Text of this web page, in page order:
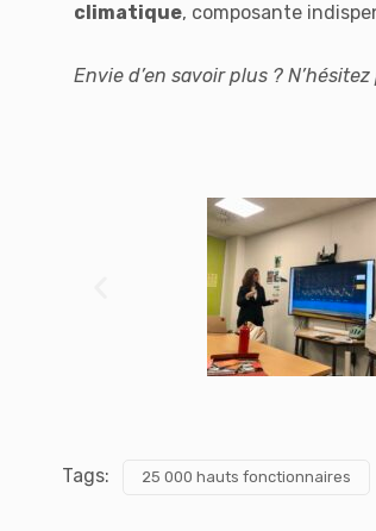
climatique, composante
Envie d’en savoir plus ?
Tags: 25 000 hauts fonctionnaires